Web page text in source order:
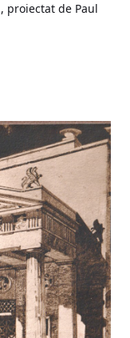
proiectat de Paul